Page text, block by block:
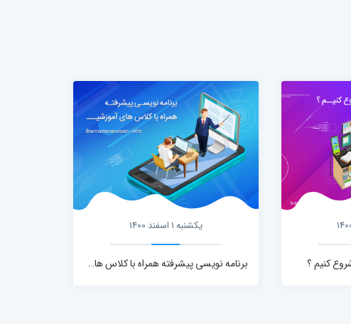
کنیم ؟
یکشنبه 1 اسفند 1400
برنامه نویسی پیشرفته همراه با کلاس های آموزشی